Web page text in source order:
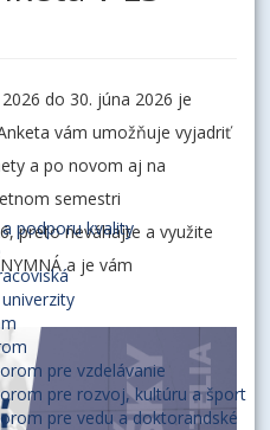
podporu kvality
pre vzdelávanie
pre rozvoj, kultúru a šport
pre vedu a doktorandské
do 30. júna 2026 je
vám umožňuje vyjadriť
a po novom aj na
semestri
preto neváhajte a využite
a je vám